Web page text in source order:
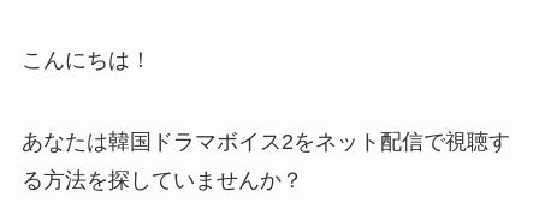
こんにちは！
あなたは韓国ドラマボイス2をネット配信で視聴す
る方法を探していませんか？